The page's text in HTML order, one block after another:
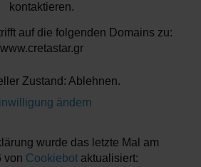
kontaktieren.
auf die folgenden Domains zu:
www.cretastar.gr
Zustand: Ablehnen.
ändern
wurde das letzte Mal am
von Cookiebot aktualisiert: